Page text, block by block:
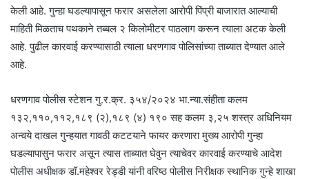
केली आहे. गुन्हा घडल्यापासून फरार असलेला आरोपी पिंप्री बाजारात आल्याची
माहिती मिळताच पथकाने तब्बल २ किलोमीटर पाठलाग करून त्याला अटक केली
आहे. पुढील कारवाई करण्यासाठी त्याला धरणगाव पोलिसांच्या ताब्यात देण्यात आले
आहे.
धरणगाव पोलीस स्टेशन गु.र.क्र. ३५४/२०२४ भा.न्या.संहीता कलम
१३२,११०,११२,१८९ (२),१८९ (४) १९० सह कलम ३,२५ शस्त्र अधिनियम
अन्वये दाखल गुन्हयात गावठी कटटयाने फायर करणारा मुख्य आरोपी गुन्हा
घडल्यापासुन फरार असून त्यास ताब्यात घेवुन त्याचेवर कारवाई करण्याचे आदेश
पोलीस अधीक्षक डॉ.महेश्वर रेड्डी यांनी वरिष्ठ पोलीस निरीक्षक स्थानिक गुन्हे शाखा